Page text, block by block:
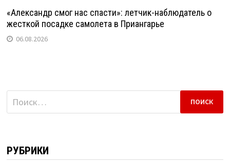
«Александр смог нас спасти»: летчик-наблюдатель о
жесткой посадке самолета в Приангарье
06.08.2026
Найти:
РУБРИКИ